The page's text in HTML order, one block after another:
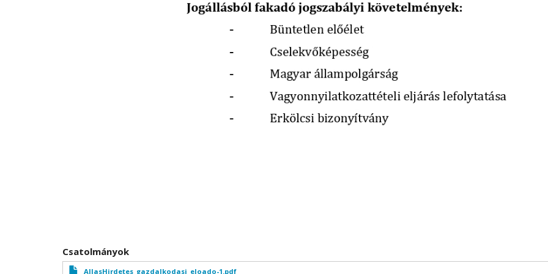
Csatolmányok
AllasHirdetes_gazdalkodasi_eloado-1.pdf